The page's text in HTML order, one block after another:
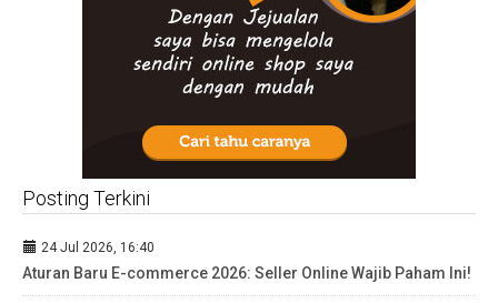
Posting Terkini
24 Jul 2026, 16:40
Aturan Baru E-commerce 2026: Seller Online Wajib Paham Ini!